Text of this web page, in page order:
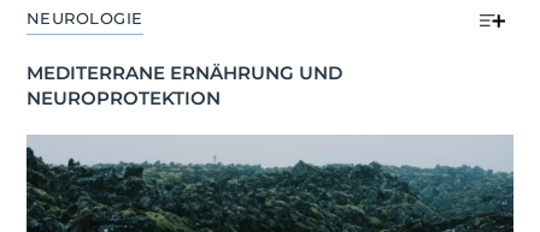
NEUROLOGIE
MEDITERRANE ERNÄHRUNG UND
NEUROPROTEKTION